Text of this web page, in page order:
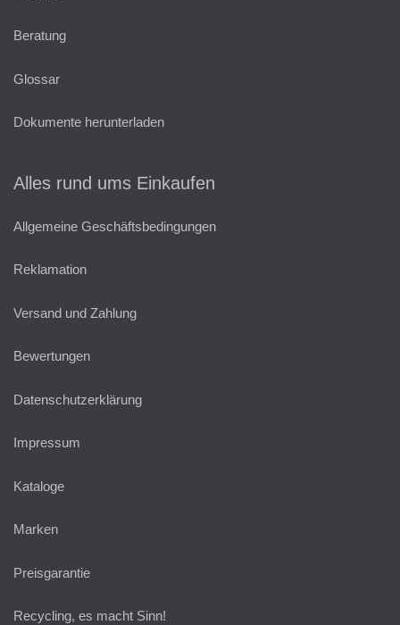
Beratung
Glossar
Dokumente herunterladen
Alles rund ums Einkaufen
Allgemeine Geschäftsbedingungen
Reklamation
Versand und Zahlung
Bewertungen
Datenschutzerklärung
Impressum
Kataloge
Marken
Preisgarantie
Recycling, es macht Sinn!